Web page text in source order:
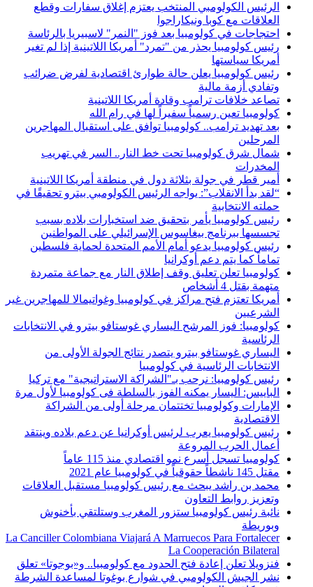
الرئيس الكولومبي المنتخب يعتزم إغلاق سفارات وقطع
العلاقات مع كوبا ونيكاراجوا
احتجاجات في كولومبيا بعد فوز "النمر" لاسبيريا بالرئاسة
رئيس كولومبيا يحذر من "تمرد" أمريكا اللاتينية إذا لم تغير
أمريكا سياستها
رئيس كولومبيا يعلن حالة طوارئ اقتصادية لفرض ضرائب
وتفادي أزمة مالية
تصاعد خلافات ترامب وقادة أمريكا اللاتينية
كولومبيا تعين رسمياً سفيراً لها في رام الله
بعد تهديد ترامب.. كولومبيا توافق على استقبال المهاجرين
المرحلين
شمال شرق كولومبيا تحت خط النار.. السر في تهريب
المخدرات
أمير قطر في جولة بثلاثة دول في منطقة أمريكا اللاتينية
“لقد بدأ الانقلاب”: يواجه الرئيس الكولومبي بيترو تحقيقًا في
حملته الانتخابية
رئيس كولومبيا يأمر بتحقيق ضد استخبارات بلاده بسبب
تجسسها ببرنامج بيغاسوس الإسرائيلي على المواطنين
رئيس كولومبيا يدعو أمام الأمم المتحدة لحماية فلسطين
تماماً كما يتم دعم أوكرانيا
كولومبيا تعلن تعليق وقف إطلاق النار مع جماعة متمردة
متهمة بقتل 4 أشخاص
أمريكا تعتزم فتح مراكز في كولومبيا وغواتيمالا للمهاجرين غير
الشرعيين
كولومبيا: فوز المرشح اليساري غوستافو بيترو في الانتخابات
الرئاسية
اليساري غوستافو بيترو يتصدر نتائج الجولة الأولى من
الانتخابات الرئاسية في كولومبيا
رئيس كولومبيا: نرحب بـ"الشراكة الاستراتيجية" مع تركيا
الباييس: اليسار يمكنه الفوز بالسلطة فى كولومبيا لأول مرة
الإمارات وكولومبيا تختتمان مرحلة أولى من الشراكة
الاقتصادية
رئيس كولومبيا يعرب لرئيس أوكرانيا عن دعم بلاده وينتقد
أعمال الحرب المروعة
كولومبيا تسجل أسرع نمو اقتصادي منذ 115 عاماً
مقتل 145 ناشطاً حقوقياً في كولومبيا عام 2021
محمد بن راشد يبحث مع رئيس كولومبيا مستقبل العلاقات
وتعزيز روابط التعاون
نائبة رئيس كولومبيا ستزور المغرب وستلتقي بأخنوش
وبوريطة
La Canciller Colombiana Viajará A Marruecos Para Fortalecer
La Cooperación Bilateral
فنزويلا تعلن إعادة فتح الحدود مع كولومبيا.. و«بوجوتا» تعلق
نشر الجيش الكولومبي في شوارع بوغوتا لمساعدة الشرطة